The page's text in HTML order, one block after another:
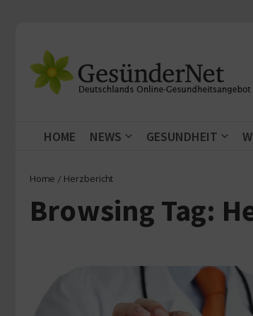
HOME NEWS GESUNDHEIT
Home / Herzbericht
Browsing Tag: